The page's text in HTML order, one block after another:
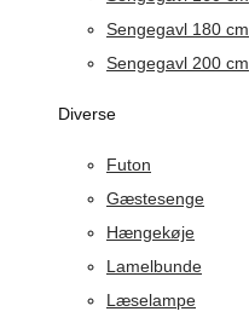
Sengegavl 180 cm
Sengegavl 200 cm
Diverse
Futon
Gæstesenge
Hængekøje
Lamelbunde
Læselampe